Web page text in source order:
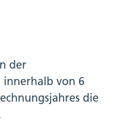
der
von 6
die